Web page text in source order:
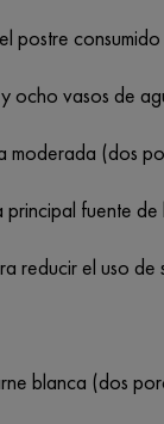
postre
ocho vasos de
moderada (dos
fuente de
reducir el uso de
blanca (dos